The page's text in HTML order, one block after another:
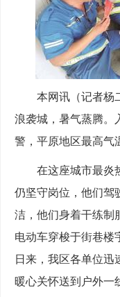
本网讯（记者杨
浪袭城，暑气蒸腾。
警，平原地区最高气
在这座城市最炎热
仍坚守岗位，他们驾
洁，他们身着干练制
电动车穿梭于街巷
日来，我区各单位迅
暖心关怀送到户外一